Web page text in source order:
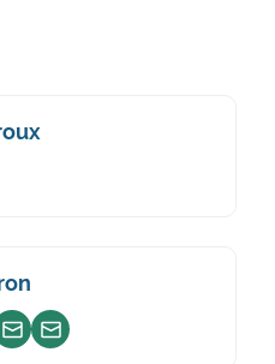
email
email
un email
Envoyer un email
Envoyer un email